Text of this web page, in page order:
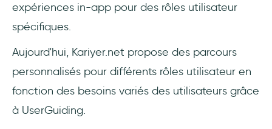
expériences in-app pour des rôles utilisateur
spécifiques.
Aujourd'hui, Kariyer.net propose des parcours
personnalisés pour différents rôles utilisateur en
fonction des besoins variés des utilisateurs grâce
à UserGuiding.